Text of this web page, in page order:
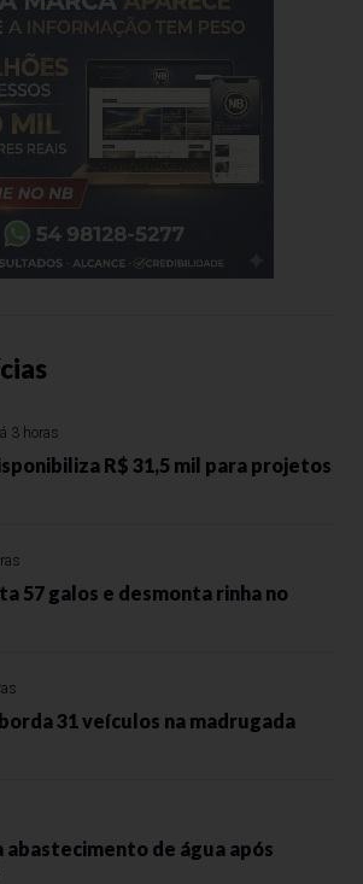
3 horas
R$ 31,5 mil para projetos
57 galos e desmonta rinha no
31 veículos na madrugada
abastecimento de água após